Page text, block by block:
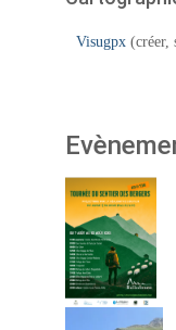
Visugpx (créer,